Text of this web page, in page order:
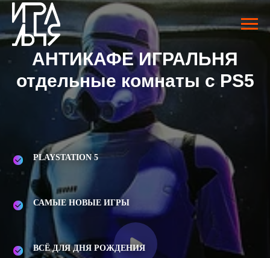
АНТИКАФЕ ИГРАЛЬНЯ
отдельные комнаты с PS5
PLAYSTATION 5
САМЫЕ НОВЫЕ ИГРЫ
ВСЁ ДЛЯ ДНЯ РОЖДЕНИЯ